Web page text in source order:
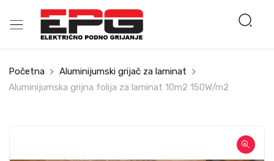
Početna
Aluminijumski grijač za laminat
Aluminijumska grijna folija za laminat 10m2 150W/m2